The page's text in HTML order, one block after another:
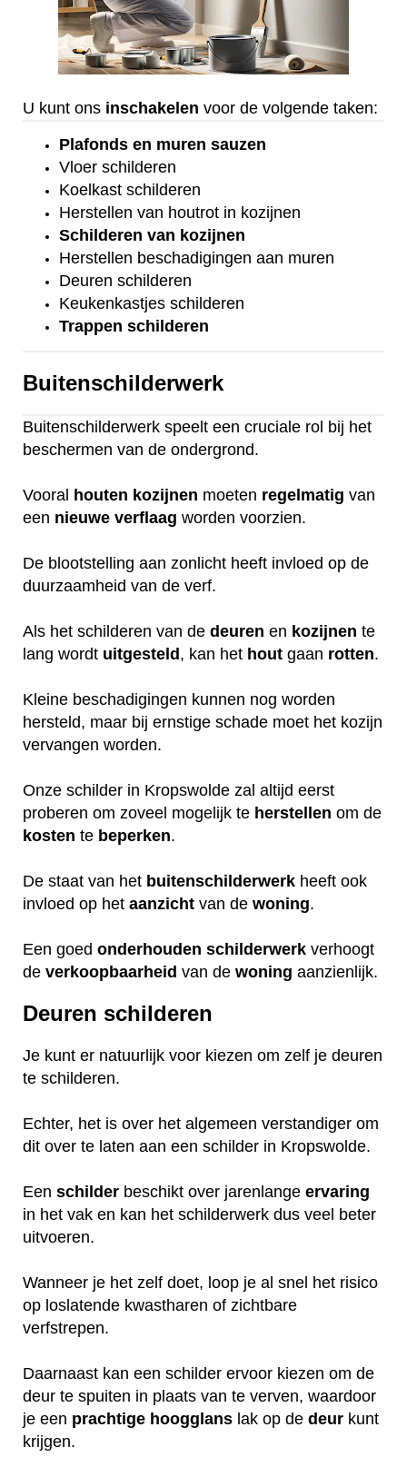
U kunt ons inschakelen voor de volgende taken:
Plafonds en muren sauzen
Vloer schilderen
Koelkast schilderen
Herstellen van houtrot in kozijnen
Schilderen van kozijnen
Herstellen beschadigingen aan muren
Deuren schilderen
Keukenkastjes schilderen
Trappen schilderen
Buitenschilderwerk
Buitenschilderwerk speelt een cruciale rol bij het
beschermen van de ondergrond.
Vooral houten kozijnen moeten regelmatig van
een nieuwe verflaag worden voorzien.
De blootstelling aan zonlicht heeft invloed op de
duurzaamheid van de verf.
Als het schilderen van de deuren en kozijnen te
lang wordt uitgesteld, kan het hout gaan rotten.
Kleine beschadigingen kunnen nog worden
hersteld, maar bij ernstige schade moet het kozijn
vervangen worden.
Onze schilder in Kropswolde zal altijd eerst
proberen om zoveel mogelijk te herstellen om de
kosten te beperken.
De staat van het buitenschilderwerk heeft ook
invloed op het aanzicht van de woning.
Een goed onderhouden schilderwerk verhoogt
de verkoopbaarheid van de woning aanzienlijk.
Deuren schilderen
Je kunt er natuurlijk voor kiezen om zelf je deuren
te schilderen.
Echter, het is over het algemeen verstandiger om
dit over te laten aan een schilder in Kropswolde.
Een schilder beschikt over jarenlange ervaring
in het vak en kan het schilderwerk dus veel beter
uitvoeren.
Wanneer je het zelf doet, loop je al snel het risico
op loslatende kwastharen of zichtbare
verfstrepen.
Daarnaast kan een schilder ervoor kiezen om de
deur te spuiten in plaats van te verven, waardoor
je een prachtige hoogglans lak op de deur kunt
krijgen.